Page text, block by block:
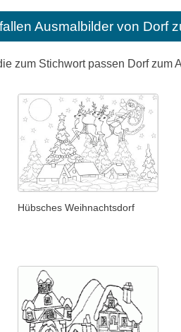
Ausmalbilder von Dorf
zum Stichwort passen Dorf
Hübsches Weihnachtsdorf